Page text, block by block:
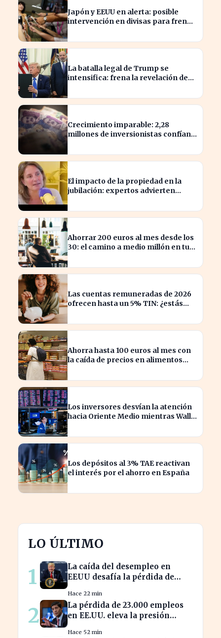
Japón y EEUU en alerta: posible
intervención en divisas para frenar
La batalla legal de Trump se
intensifica: frena la revelación de
Crecimiento imparable: 2,28
millones de inversionistas confían
billones
El impacto de la propiedad en la
jubilación: expertos advierten
Ahorrar 200 euros al mes desde los
30: el camino a medio millón en tu
Las cuentas remuneradas de 2026
ofrecen hasta un 5% TIN: ¿estás
Ahorra hasta 100 euros al mes con
la caída de precios en alimentos
Los inversores desvían la atención
hacia Oriente Medio mientras Wall
Los depósitos al 3% TAE reactivan
el interés por el ahorro en España
LO ÚLTIMO
1
La caída del desempleo en
EEUU desafía la pérdida de
Hace 22 min
2
La pérdida de 23.000 empleos
en EE.UU. eleva la presión
Hace 52 min